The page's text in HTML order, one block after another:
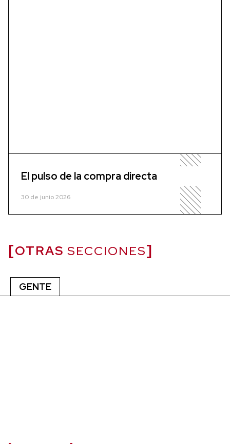
El pulso de la compra directa
30 de junio 2026
OTRAS SECCIONES
GENTE